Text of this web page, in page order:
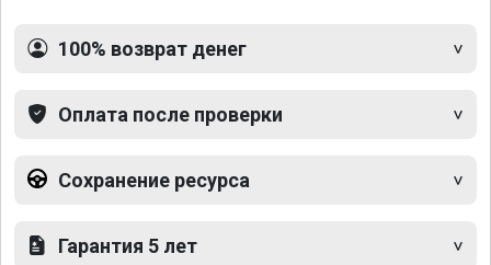
100% возврат денег
Оплата после проверки
Сохранение ресурса
Гарантия 5 лет